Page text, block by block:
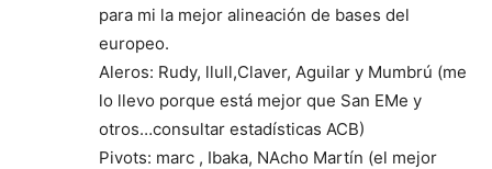
para mi la mejor alineación de bases del
europeo.
Aleros: Rudy, llull,Claver, Aguilar y Mumbrú (me
lo llevo porque está mejor que San EMe y
otros…consultar estadísticas ACB)
Pivots: marc , Ibaka, NAcho Martín (el mejor